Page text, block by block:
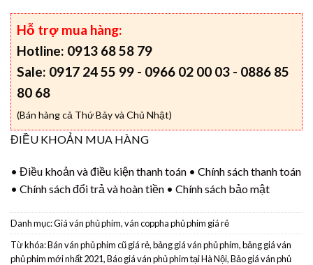
Hỗ trợ mua hàng:
Hotline: 0913 68 58 79
Sale: 0917 24 55 99 - 0966 02 00 03 - 0886 85
80 68
(Bán hàng cả Thứ Bảy và Chủ Nhật)
ĐIỀU KHOẢN MUA HÀNG
• Điều khoản và điều kiện thanh toán • Chính sách thanh toán
• Chính sách đổi trả và hoàn tiền • Chính sách bảo mật
Danh mục:Giá ván phủ phim, ván coppha phủ phim giá rẻ
Từ khóa:Bán ván phủ phim cũ giá rẻ,bảng giá ván phủ phim,bảng giá ván
phủ phim mới nhất 2021,Báo giá ván phủ phim tại Hà Nội,Bảo giá ván phủ